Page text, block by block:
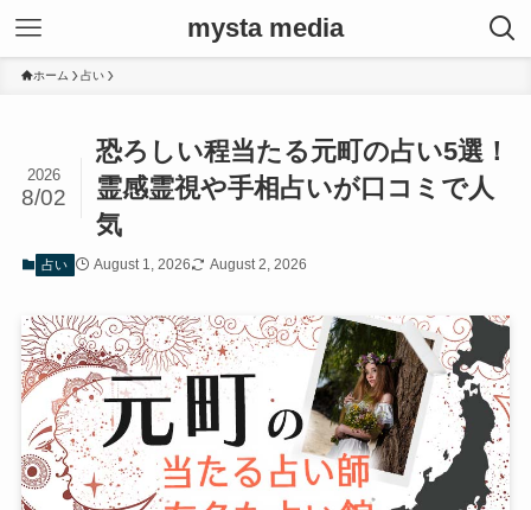
mysta media
ホーム 占い
恐ろしい程当たる元町の占い5選！
霊感霊視や手相占いが口コミで人
気
2026
8/02
占い August 1, 2026 August 2, 2026